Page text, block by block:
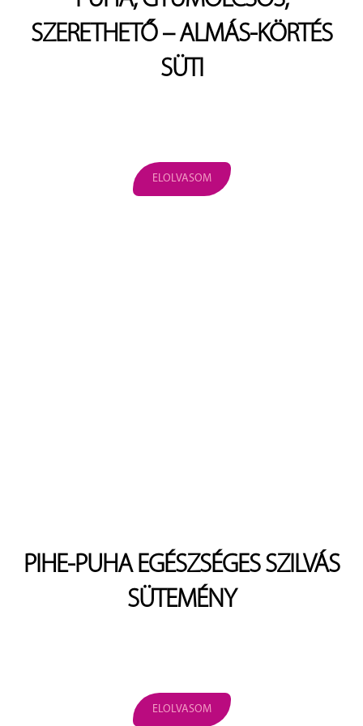
SZERETHETŐ – ALMÁS-KÖRTÉS
SÜTI
ELOLVASOM
PIHE-PUHA EGÉSZSÉGES SZILVÁS
SÜTEMÉNY
ELOLVASOM